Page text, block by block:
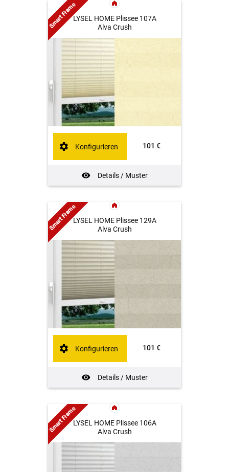
LYSEL HOME Plissee 107A
Alva Crush
101 €
Details / Muster
Konfigurieren
Smart Frame
LYSEL HOME Plissee 129A
Alva Crush
101 €
Details / Muster
Konfigurieren
Smart Frame
LYSEL HOME Plissee 106A
Alva Crush
Smart Frame